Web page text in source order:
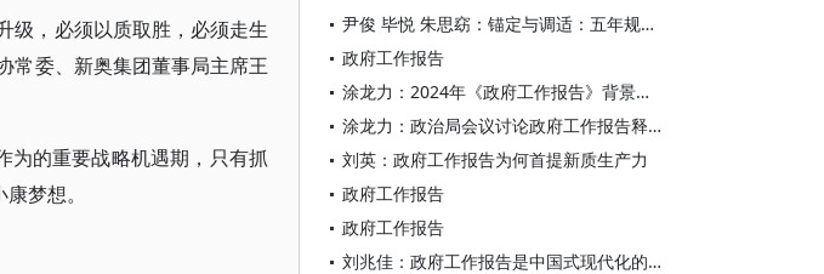
级，必须以质取胜，必须走生
常委、新奥集团董事局主席王
为的重要战略机遇期，只有抓
梦想。
尹俊 毕悦 朱思窈：锚定与调适：五年规划与政府工作报告的互动机制及治理逻辑
政府工作报告
涂龙力：2024年《政府工作报告》背景及释放信号——财税视角
涂龙力：政治局会议讨论政府工作报告释放什么信号？
刘英：政府工作报告为何首提新质生产力
政府工作报告
政府工作报告
刘兆佳：政府工作报告是中国式现代化的全面展示